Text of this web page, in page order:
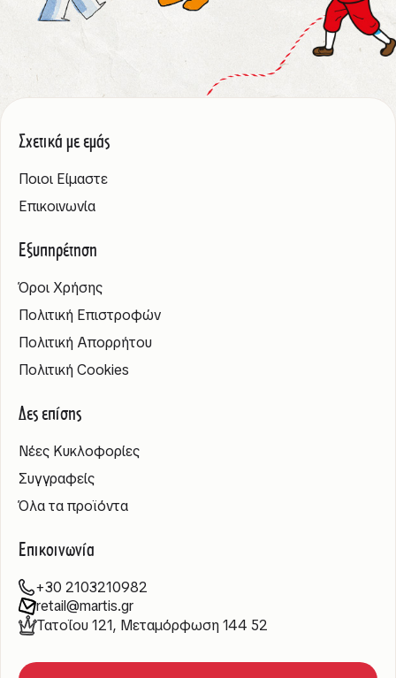
Σχετικά με εμάς
Ποιοι Είμαστε
Επικοινωνία
Εξυπηρέτηση
Όροι Χρήσης
Πολιτική Επιστροφών
Πολιτική Απορρήτου
Πολιτική Cookies
Δες επίσης
Νέες Κυκλοφορίες
Συγγραφείς
Όλα τα προϊόντα
Επικοινωνία
+30 2103210982
retail@martis.gr
Τατοΐου 121, Μεταμόρφωση 144 52